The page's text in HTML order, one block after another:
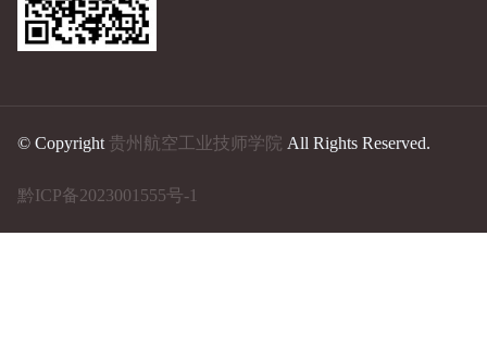
© Copyright 贵州航空工业技师学院 All Rights Reserved.
黔ICP备2023001555号-1